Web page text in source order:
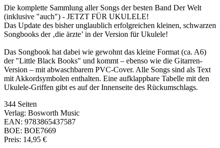
Die komplette Sammlung aller Songs der besten Band Der Welt
(inklusive "auch") - JETZT FÜR UKULELE!
Das Update des bisher unglaublich erfolgreichen kleinen, schwarzen
Songbooks der ‚die ärzte’ in der Version für Ukulele!
Das Songbook hat dabei wie gewohnt das kleine Format (ca. A6)
der "Little Black Books" und kommt – ebenso wie die Gitarren-
Version – mit abwaschbarem PVC-Cover. Alle Songs sind als Text
mit Akkordsymbolen enthalten. Eine aufklappbare Tabelle mit den
Ukulele-Griffen gibt es auf der Innenseite des Rückumschlags.
344 Seiten
Verlag: Bosworth Music
EAN: 9783865437587
BOE: BOE7669
Preis: 14,95 €